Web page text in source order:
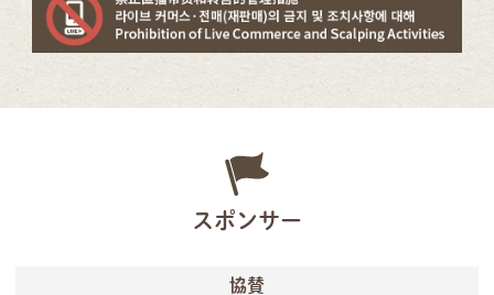
スポンサー
協賛